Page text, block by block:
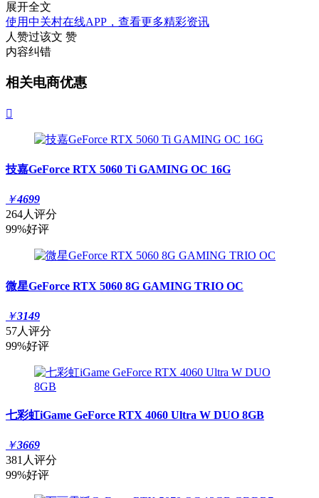
展开全文
使用中关村在线APP，查看更多精彩资讯
人赞过该文 赞
内容纠错
相关电商优惠

技嘉GeForce RTX 5060 Ti GAMING OC 16G
￥4699
264人评分
99%好评
微星GeForce RTX 5060 8G GAMING TRIO OC
￥3149
57人评分
99%好评
七彩虹iGame GeForce RTX 4060 Ultra W DUO 8GB
￥3669
381人评分
99%好评